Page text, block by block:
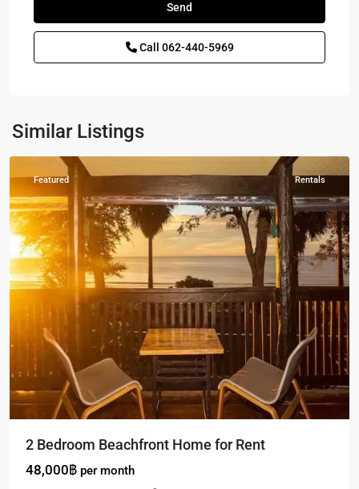
Call 062-440-5969
Similar Listings
Yot,
ปราณ
Nam
Pran
Featured Rentals
2 Bedroom Beachfront Home for Rent
48,000฿ per month